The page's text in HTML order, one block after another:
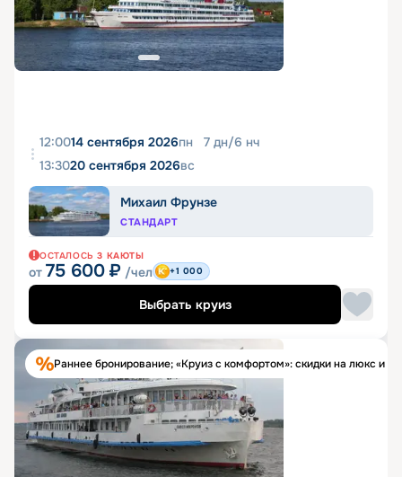
12:0014 сентября 2026пн 7 дн/6 нч
13:3020 сентября 2026вс
Михаил Фрунзе
СТАНДАРТ
ОСТАЛОСЬ 3 КАЮТЫ
от 75 600 ₽ /чел +1 000
Выбрать круиз
Раннее бронирование; «Круиз с комфортом»: скидки на люкс и